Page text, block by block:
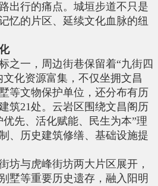
出行的痛点。城垣步道不只是
忆的片区、延续文化血脉的纽
之一，周边街巷保留着“九街四
化资源富集，不仅坐拥文昌
等文物保护单位，还分布有历
筑21处。云岩区围绕文昌阁历
先、活化赋能、民生为本”理
、历史建筑修缮、基础设施提
坊与虎峰街坊两大片区展开，
墅等重要历史遗存，融入阳明